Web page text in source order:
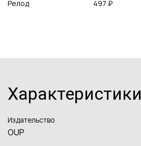
Релод 497 ₽
Характеристики
Издательство
OUP